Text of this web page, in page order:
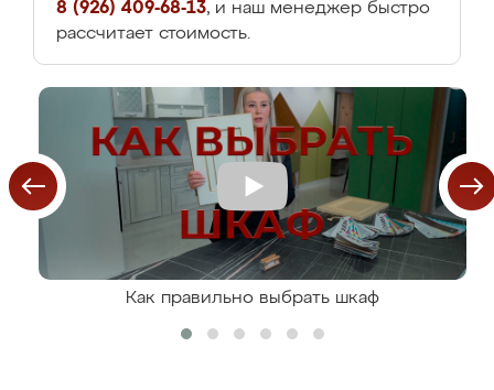
8 (926) 409-68-13, и наш менеджер быстро
рассчитает стоимость.
Как правильно выбрать шкаф